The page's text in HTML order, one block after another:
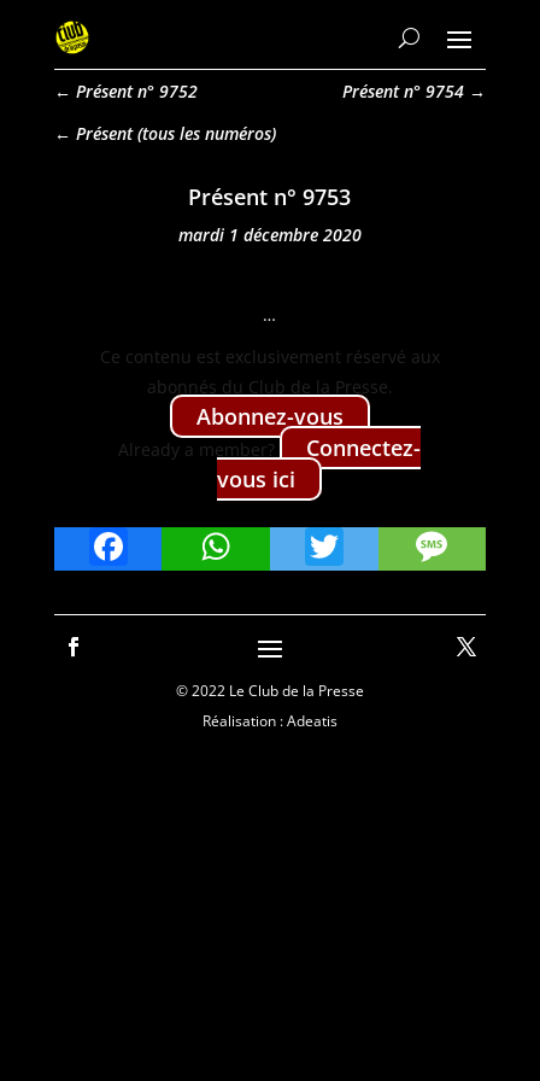
← Présent n° 9752 Présent n° 9754 →
Présent
Présent n° 9753
mardi 1 décembre 2020
…
Ce con­tenu est exclu­sive­ment réservé aux
abon­nés du Club de la Presse.
Abon­nez-vous
Already a mem­ber?
Con­nectez-
vous ici
FacebookWhatsApp
Twitter
© 2022 Le Club de la Presse
Réalisation : Adeatis